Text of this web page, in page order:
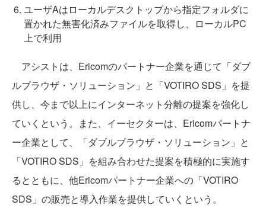
ユーザAはローカルデスクトップから指定フォルダに
置かれた無害化済みファイルを取得し、ローカルPC
上で利用
アシストは、Ericomのパートナー企業を通じて「ダブ
ルブラウザ・ソリューション」と「VOTIRO SDS」を提
供し、今まで以上にインターネット分離の提案を強化し
ていくという。また、イーセクターは、Ericomパートナ
ー企業として、「ダブルブラウザ・ソリューション」と
「VOTIRO SDS」を組み合わせた提案を積極的に実施す
るとともに、他Ericomパートナー企業への「VOTIRO
SDS」の販売と導入作業を提供していくという。